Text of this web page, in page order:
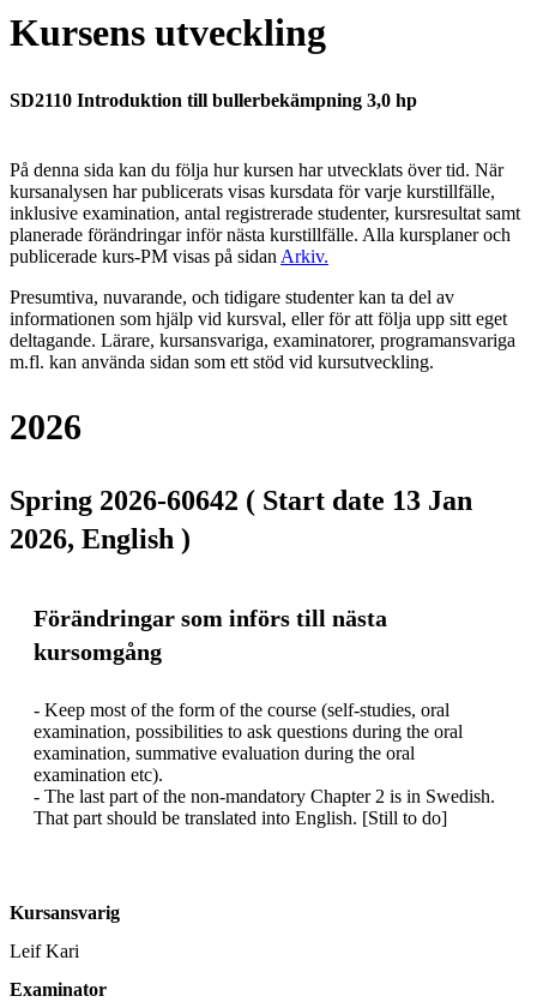
Kursens utveckling
SD2110 Introduktion till bullerbekämpning 3,0 hp
På denna sida kan du följa hur kursen har utvecklats över tid. När
kursanalysen har publicerats visas kursdata för varje kurstillfälle,
inklusive examination, antal registrerade studenter, kursresultat samt
planerade förändringar inför nästa kurstillfälle. Alla kursplaner och
publicerade kurs-PM visas på sidan Arkiv.
Presumtiva, nuvarande, och tidigare studenter kan ta del av
informationen som hjälp vid kursval, eller för att följa upp sitt eget
deltagande. Lärare, kursansvariga, examinatorer, programansvariga
m.fl. kan använda sidan som ett stöd vid kursutveckling.
2026
Spring 2026-60642 ( Start date 13 Jan
2026, English )
Förändringar som införs till nästa
kursomgång
- Keep most of the form of the course (self-studies, oral
examination, possibilities to ask questions during the oral
examination, summative evaluation during the oral
examination etc).
- The last part of the non-mandatory Chapter 2 is in Swedish.
That part should be translated into English. [Still to do]
Kursansvarig
Leif Kari
Examinator